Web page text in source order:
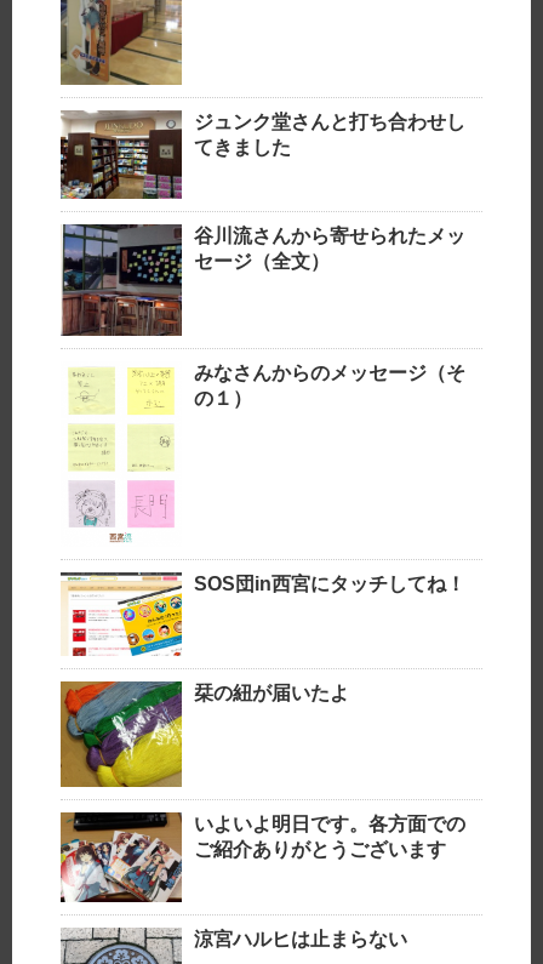
ジュンク堂さんと打ち合わせし
てきました
谷川流さんから寄せられたメッ
セージ（全文）
みなさんからのメッセージ（そ
の１）
SOS団in西宮にタッチしてね！
栞の紐が届いたよ
いよいよ明日です。各方面での
ご紹介ありがとうございます
涼宮ハルヒは止まらない